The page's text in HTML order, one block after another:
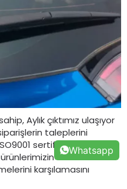
Aylık çıktımız ulaşıyor
taleplerini
sertifikası ile katı
uluslararası
karşılamasını
Whatsapp